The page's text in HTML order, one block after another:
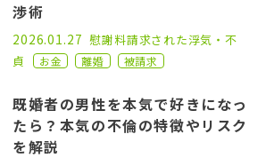
渉術
2022.08.17
2026.01.27 慰謝料請求された浮気・不
貞
お金 離婚 被請求
既婚者の男性を本気で好きになっ
たら？本気の不倫の特徴やリスク
を解説